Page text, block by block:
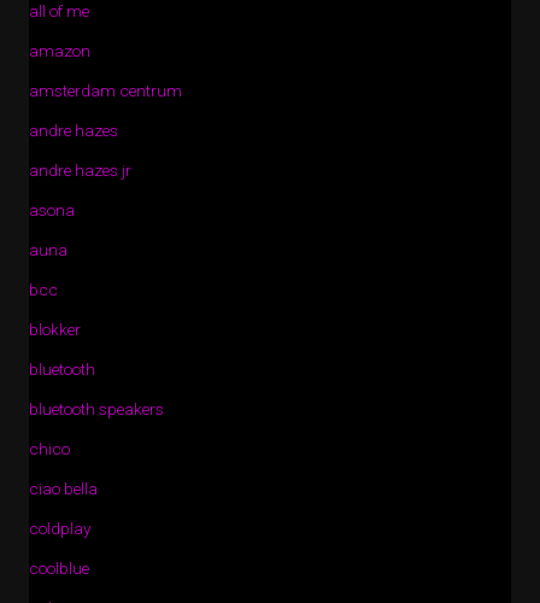
all of me
amazon
amsterdam centrum
andre hazes
andre hazes jr
asona
auna
bcc
blokker
bluetooth
bluetooth speakers
chico
ciao bella
coldplay
coolblue